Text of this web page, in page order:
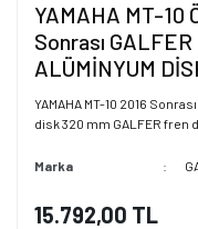
YAMAHA MT-10
Sonrası
ALÜMİNYUM
YAMAHA MT-10 2016
disk 320 mm GALFER fren
Marka
15.792,00 TL